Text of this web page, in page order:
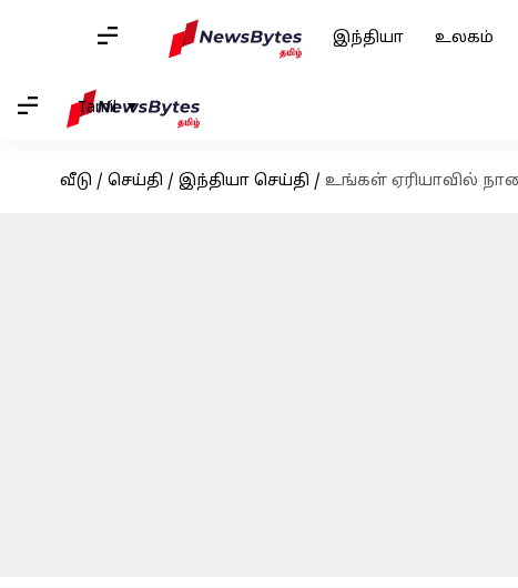
இந்தியா உலகம்
Tamil
வீடு / செய்தி / இந்தியா செய்தி / உங்கள் ஏரியாவில்